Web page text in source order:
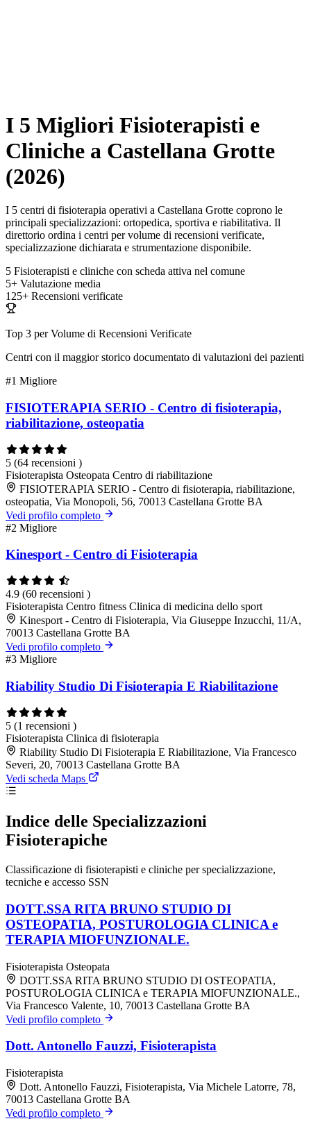
I 5 Migliori Fisioterapisti e
Cliniche a Castellana Grotte
(2026)
I 5 centri di fisioterapia operativi a Castellana Grotte coprono le
principali specializzazioni: ortopedica, sportiva e riabilitativa. Il
direttorio ordina i centri per volume di recensioni verificate,
specializzazione dichiarata e strumentazione disponibile.
5 Fisioterapisti e cliniche con scheda attiva nel comune
5+ Valutazione media
125+ Recensioni verificate
Top 3 per Volume di Recensioni Verificate
Centri con il maggior storico documentato di valutazioni dei pazienti
#1 Migliore
FISIOTERAPIA SERIO - Centro di fisioterapia,
riabilitazione, osteopatia
5 (64 recensioni )
Fisioterapista Osteopata Centro di riabilitazione
FISIOTERAPIA SERIO - Centro di fisioterapia, riabilitazione,
osteopatia, Via Monopoli, 56, 70013 Castellana Grotte BA
Vedi profilo completo
#2 Migliore
Kinesport - Centro di Fisioterapia
4.9 (60 recensioni )
Fisioterapista Centro fitness Clinica di medicina dello sport
Kinesport - Centro di Fisioterapia, Via Giuseppe Inzucchi, 11/A,
70013 Castellana Grotte BA
Vedi profilo completo
#3 Migliore
Riability Studio Di Fisioterapia E Riabilitazione
5 (1 recensioni )
Fisioterapista Clinica di fisioterapia
Riability Studio Di Fisioterapia E Riabilitazione, Via Francesco
Severi, 20, 70013 Castellana Grotte BA
Vedi scheda Maps
Indice delle Specializzazioni
Fisioterapiche
Classificazione di fisioterapisti e cliniche per specializzazione,
tecniche e accesso SSN
DOTT.SSA RITA BRUNO STUDIO DI
OSTEOPATIA, POSTUROLOGIA CLINICA e
TERAPIA MIOFUNZIONALE.
Fisioterapista Osteopata
DOTT.SSA RITA BRUNO STUDIO DI OSTEOPATIA,
POSTUROLOGIA CLINICA e TERAPIA MIOFUNZIONALE.,
Via Francesco Valente, 10, 70013 Castellana Grotte BA
Vedi profilo completo
Dott. Antonello Fauzzi, Fisioterapista
Fisioterapista
Dott. Antonello Fauzzi, Fisioterapista, Via Michele Latorre, 78,
70013 Castellana Grotte BA
Vedi profilo completo